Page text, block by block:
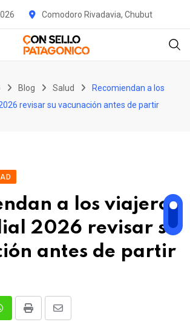
Comodoro Rivadavia, Chubut
Blog Salud
Recomiendan a los
revisar su vacunación antes de partir
a los viajeros
2026 revisar su
antes de partir
Print
Share